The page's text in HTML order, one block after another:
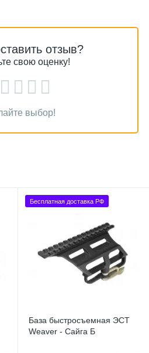
отзыв?
свою оценку!
выбор!
Бесплатная доставка РФ
База быстросъемная ЭСТ
Weaver - Сайга Б